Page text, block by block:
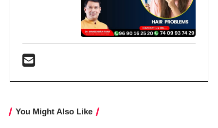
You Might Also Like